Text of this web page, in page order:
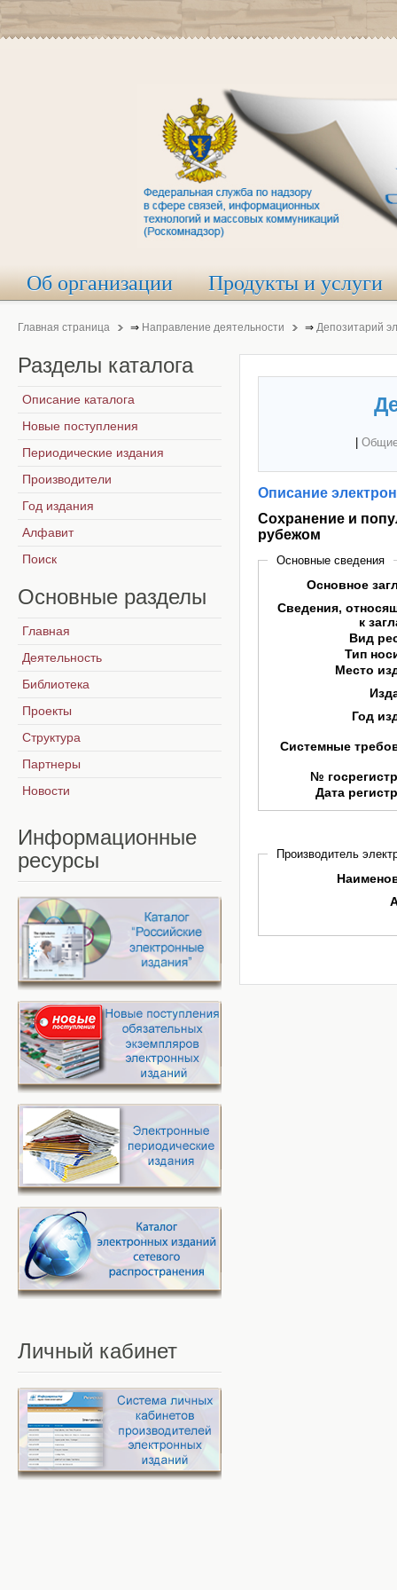
Об организации Продукты и услуги
Главная страница ⇒ Направление деятельности ⇒ Депозитарий
Описание
Сохранение и
рубежом
Основные сведения
Основное
Сведения,
к
Вид
Тип
Место
Год
Системные
№
Дата
Производитель
Разделы каталога
Описание каталога
Новые поступления
Периодические издания
Производители
Год издания
Алфавит
Поиск
Основные разделы
Главная
Деятельность
Библиотека
Проекты
Структура
Партнеры
Новости
Информационные
ресурсы
Личный кабинет